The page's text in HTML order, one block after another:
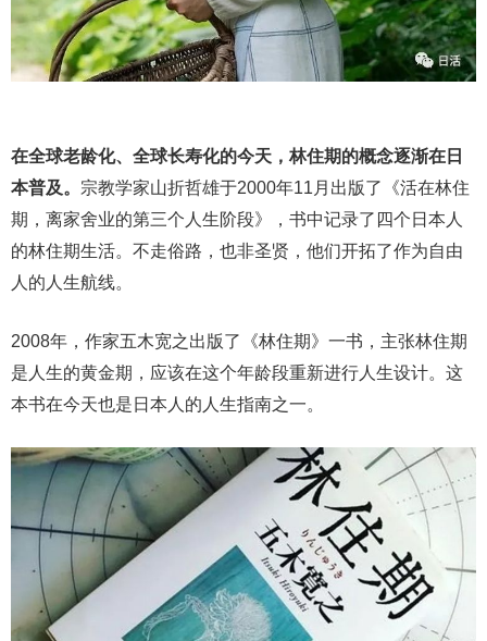
在全球老龄化、全球长寿化的今天，林住期的概念逐渐在日
本普及。 宗教学家山折哲雄于2000年11月出版了《活在林住
期，离家舍业的第三个人生阶段》，书中记录了四个日本人
的林住期生活。不走俗路，也非圣贤，他们开拓了作为自由
人的人生航线。
2008年，作家五木宽之出版了《林住期》一书，主张林住期
是人生的黄金期，应该在这个年龄段重新进行人生设计。这
本书在今天也是日本人的人生指南之一。